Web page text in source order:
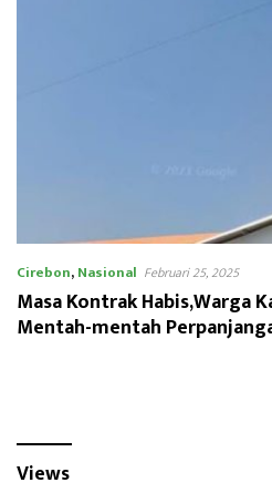
Cirebon,Nasional Februari 25, 2025
Masa Kontrak Habis,Warga
Mentah-mentah
Views